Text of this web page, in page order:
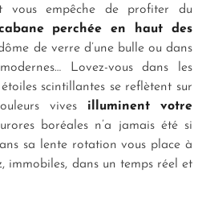
vous empêche de profiter du
perchée en haut des
de verre d’une bulle ou dans
Lovez-vous dans les
scintillantes se reflètent sur
vives illuminent votre
boréales n’a jamais été si
sa lente rotation vous place à
immobiles, dans un temps réel et